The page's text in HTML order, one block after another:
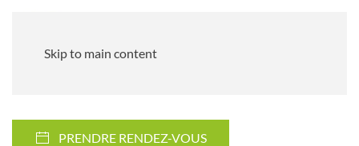
Skip to main content
PRENDRE RENDEZ-VOUS